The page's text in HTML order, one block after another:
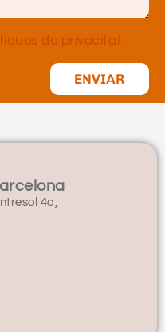
de privacitat.
ENVIAR
4a,